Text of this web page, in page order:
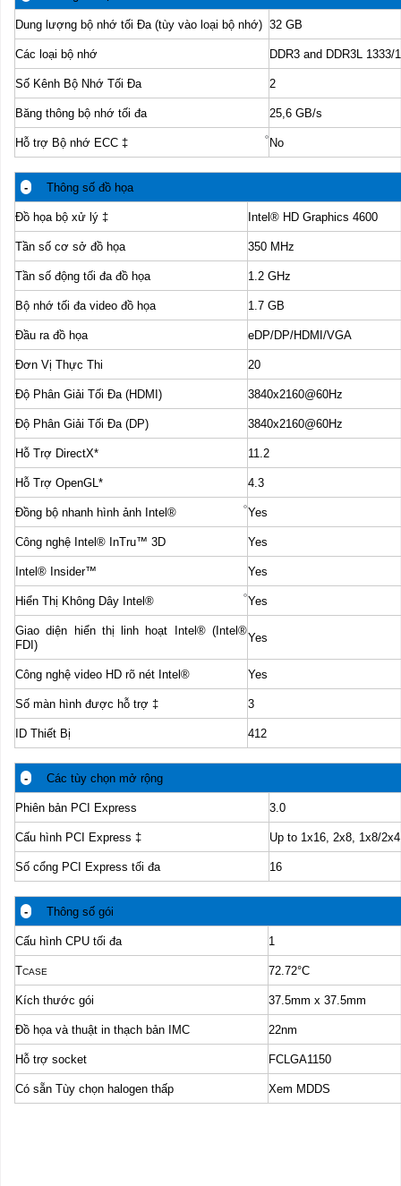
Dung lượng bộ nhớ tối Đa (tùy vào loại bộ nhớ) 32 GB
Các loại bộ nhớ DDR3 and DDR3L 1333/
Số Kênh Bộ Nhớ Tối Đa 2
Băng thông bộ nhớ tối đa 25,6 GB/s
Hỗ trợ Bộ nhớ ECC ‡ No
- Thông số đồ họa
Đồ họa bộ xử lý ‡ Intel® HD Graphics 4600
Tần số cơ sở đồ họa 350 MHz
Tần số động tối đa đồ họa 1.2 GHz
Bộ nhớ tối đa video đồ họa 1.7 GB
Đầu ra đồ họa eDP/DP/HDMI/VGA
Đơn Vị Thực Thi 20
Độ Phân Giải Tối Đa (HDMI) 3840x2160@60Hz
Độ Phân Giải Tối Đa (DP) 3840x2160@60Hz
Hỗ Trợ DirectX* 11.2
Hỗ Trợ OpenGL* 4.3
Đồng bộ nhanh hình ảnh Intel® Yes
Công nghệ Intel® InTru™ 3D Yes
Intel® Insider™ Yes
Hiển Thị Không Dây Intel® Yes
Giao diện hiển thị linh hoạt Intel® (Intel®
FDI)
Yes
Công nghệ video HD rõ nét Intel® Yes
Số màn hình được hỗ trợ ‡ 3
ID Thiết Bị 412
- Các tùy chọn mở rộng
Phiên bản PCI Express 3.0
Cấu hình PCI Express ‡ Up to 1x16, 2x8, 1x8/2x4
Số cổng PCI Express tối đa 16
- Thông số gói
Cấu hình CPU tối đa 1
TCASE 72.72°C
Kích thước gói 37.5mm x 37.5mm
Đồ họa và thuật in thạch bản IMC 22nm
Hỗ trợ socket FCLGA1150
Có sẵn Tùy chọn halogen thấp Xem MDDS